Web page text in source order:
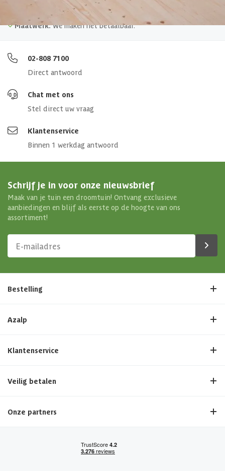
4,5/5bij Trustpilot
Luxe assortimenttegen scherpe prijzen
Maatwerk:We maken het betaalbaar.
02-808 7100
Direct antwoord
Chat met ons
Stel direct uw vraag
Klantenservice
Binnen 1 werkdag antwoord
Schrijf je in voor onze nieuwsbrief
Maak van je tuin een droomtuin! Ontvang exclusieve
aanbiedingen en blijf als eerste op de hoogte van ons
assortiment!
Bestelling
Azalp
Klantenservice
Veilig betalen
Onze partners